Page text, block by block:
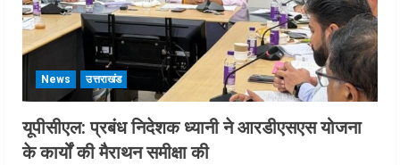
News उत्तराखंड
यूपीसीएल: प्रबंध निदेशक ध्यानी ने आरडीएसएस योजना
के कार्यों की मैराथन समीक्षा की